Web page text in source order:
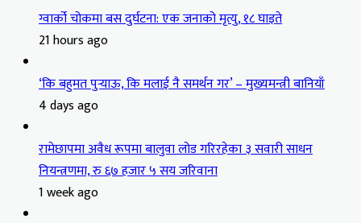
ग्वार्को चोकमा बस दुर्घटना: एक जनाको मृत्यु, १८ घाइते
21 hours ago
‘कि बहुमत पुर्‍याऊ, कि मलाई नै समर्थन गर’ – मुख्यमन्त्री बानियाँ
4 days ago
रामेछापमा अवैध रूपमा बालुवा लोड गरिरहेका ३ सवारी साधन
नियन्त्रणमा, रु ६७ हजार ५ सय जरिवाना
1 week ago